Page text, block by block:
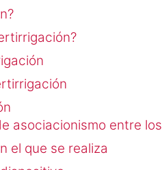
asociacionismo entre
el que se realiza